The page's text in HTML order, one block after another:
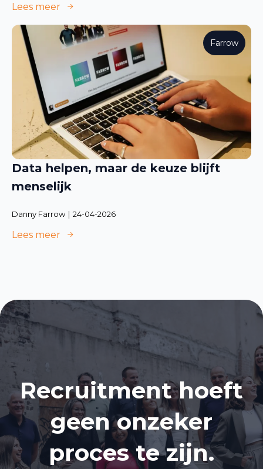
Lees meer
Data helpen, maar de keuze blijft
menselijk
Danny Farrow 24-04-2026
Farrow
Lees meer
Recruitment hoeft
geen onzeker
proces te zijn.